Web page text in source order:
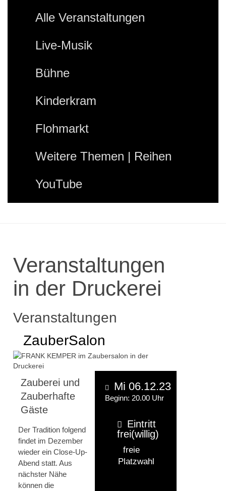
Alle Veranstaltungen
Live-Musik
Bühne
Kinderkram
Flohmarkt
Weitere Themen | Reihen
YouTube
Veranstaltungen
in der Druckerei
Veranstaltungen
ZauberSalon
Zauberei und
Zauberhafte
Gäste
Der Tradition folgend
findet im Dezember
wieder ein Close-Up-
Abend statt. Aus
nächster Nähe
können die
Mi 06.12.23
Beginn: 20.00 Uhr
Eintritt
frei(willig)
freie
Platzwahl